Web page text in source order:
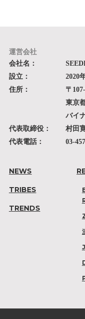
運営会社
会社名：
設立：
2020
住所：
〒
東京
バイ
代表取締役：
村田
代表電話：
03-
NEWS
TRIBES
TRENDS